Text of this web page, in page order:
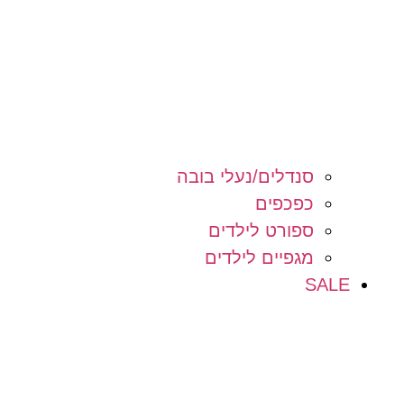
סנדלים/נעלי בובה
כפכפים
ספורט לילדים
מגפיים לילדים
SALE